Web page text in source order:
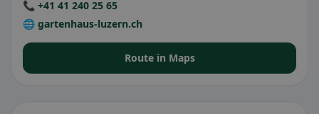
📞 +41 41 240 25 65
🌐 gartenhaus-luzern.ch
Route in Maps